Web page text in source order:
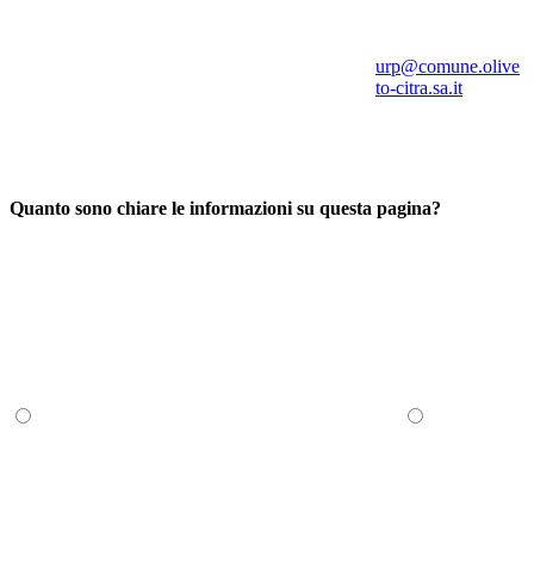
urp@comune.olive
to-citra.sa.it
Quanto sono chiare le informazioni su questa pagina?